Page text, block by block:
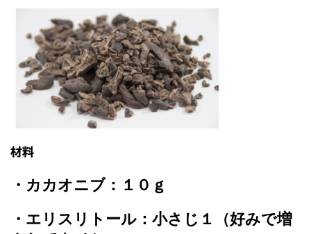
材料
・カカオニブ：１０ｇ
・エリスリトール：小さじ１（好みで増